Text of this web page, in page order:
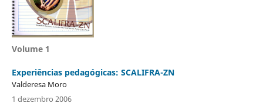
Volume 1
Experiências pedagógicas: SCALIFRA-ZN
Valderesa Moro
1 dezembro 2006